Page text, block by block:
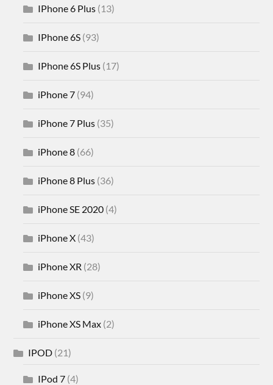
IPhone 6 Plus (13)
IPhone 6S (93)
IPhone 6S Plus (17)
iPhone 7 (94)
iPhone 7 Plus (35)
iPhone 8 (66)
iPhone 8 Plus (36)
iPhone SE 2020 (4)
iPhone X (43)
iPhone XR (28)
iPhone XS (9)
iPhone XS Max (2)
IPOD (21)
IPod 7 (4)